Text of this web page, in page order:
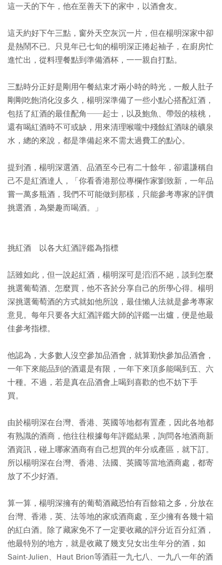
這一天的下午，他在至善天下的家中，以酒會友。
這天約好下午三點，窗外天空灰沉一片，但在楊明深家中卻
是熱鬧不已。只見年已七旬的楊明深正捲起袖子，在廚房忙
進忙出，從料理餐點到準備酒杯，一一親自打點。
三點時分正好是剛用午餐結束才兩小時的時光，一般人肚子
剛剛吃飽消化沒多久，楊明深準備了一些小點心搭配紅酒，
包括了紅酒的最佳配角──起士，以及鮑魚、帶殼的核桃，
還有喝紅酒時不可或缺，用來清理喉嚨中殘餘紅酒味的礦泉
水，總的來說，都是準備起來不需太過費工的點心。
提到酒，楊明深選酒、品酒至今已有二十餘年，卻還謙稱自
己不是紅酒達人，「你看香港那位專欄作家劉致新，一年品
嘗一萬多瓶酒，我們不可能做到那樣，只能參考專家的評價
挑選酒，為樂趣而喝酒。」
挑紅酒 以各大紅酒評鑑為指標
話雖如此，但一說起紅酒，楊明深可是滔滔不絕，談到怎麼
挑選葡萄酒、怎麼買，他不吝於分享自己的所學心得。楊明
深挑選葡萄酒的方式就如他所說，最佳懶人法就是參考專家
意見。每年只要各大紅酒評鑑大師的評鑑一出爐，便是他最
佳參考指標。
他認為，大多數人沒空參加品酒會，就算勤快參加品酒會，
一年下來能品到的酒還是有限，一年下來頂多能喝到五、六
十種。不過，若是真在品酒會上喝到喜歡的也不妨下手
買。
由於楊明深在台灣、香港、英國等地都有置產，因此各地都
有熟識的酒商，他往往根據每年評鑑結果，詢問各地酒商新
酒資訊，碰上哪家酒商有自己想買的年分或產區，就下訂。
所以楊明深在台灣、香港、法國、英國等當地酒商處，都寄
放了不少好酒。
算一算，楊明深擁有的葡萄酒藏恐怕有百餘箱之多，分放在
台灣、香港，英、法等地的家或酒商處，至少擁有各幾十箱
的紅白酒。除了藏家免不了一定要收藏的評分近百分紅酒，
他最特別的地方，就是收藏了幾支兒女出生年分的酒，如
Saint-Julien、Haut Brion等酒莊一九七八、一九八一年的酒